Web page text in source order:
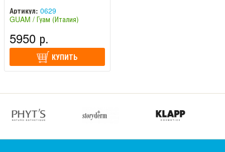
Артикул: 0629
GUAM / Гуам (Италия)
5950 р.
КУПИТЬ